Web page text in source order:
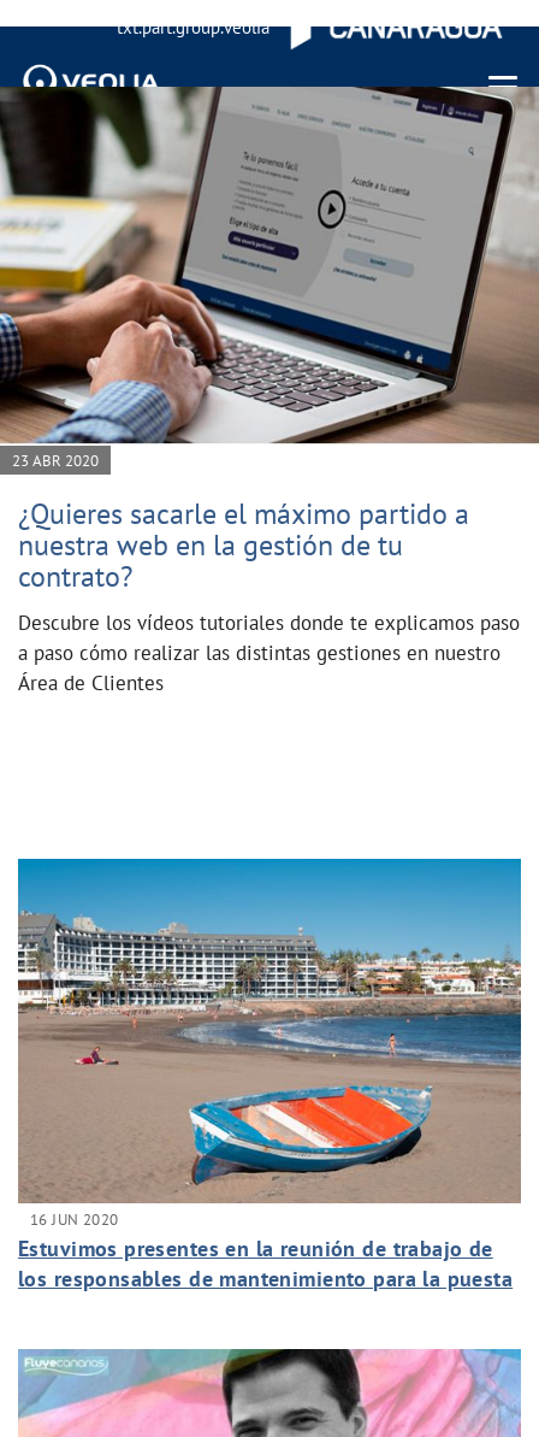
txt.part.group.veolia
Menu
23 ABR 2020
¿Quieres sacarle el máximo partido a
nuestra web en la gestión de tu
contrato?
Descubre los vídeos tutoriales donde te explicamos paso
a paso cómo realizar las distintas gestiones en nuestro
Área de Clientes
16 JUN 2020
Estuvimos presentes en la reunión de trabajo de
los responsables de mantenimiento para la puesta